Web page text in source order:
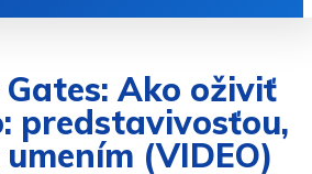
Ako oživiť
predstavivosťou,
(VIDEO)